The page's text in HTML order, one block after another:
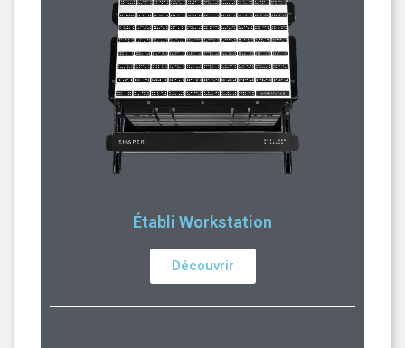
Établi Workstation
Découvrir